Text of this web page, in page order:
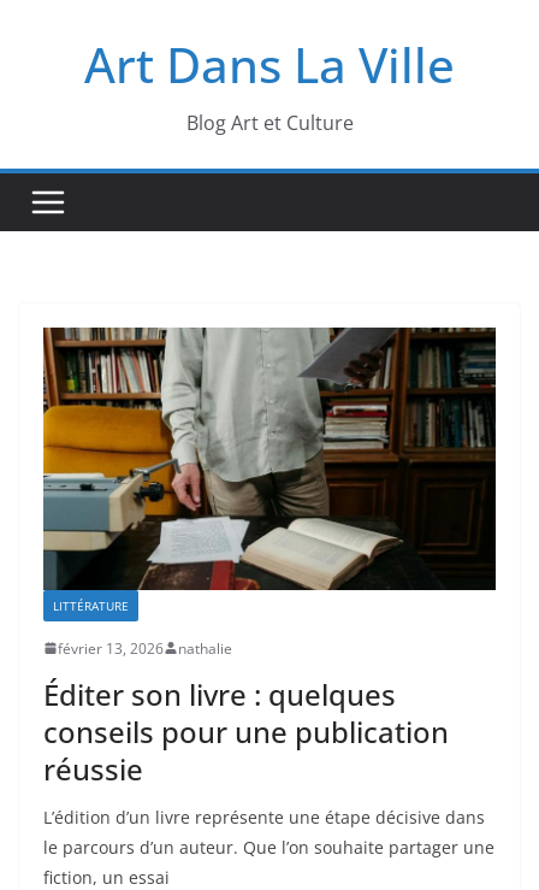
Art Dans La Ville
Blog Art et Culture
LITTÉRATURE
février 13, 2026 nathalie
Éditer son livre : quelques
conseils pour une publication
réussie
L’édition d’un livre représente une étape décisive dans
le parcours d’un auteur. Que l’on souhaite partager une
fiction, un essai